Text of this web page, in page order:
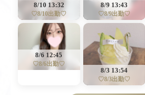
8/10 13:32
♡8/10出勤♡
8/9 13:43
♡8/9出勤♡
8/6 12:45
♡8/6出勤♡
8/3 13:54
♡8/3出勤♡